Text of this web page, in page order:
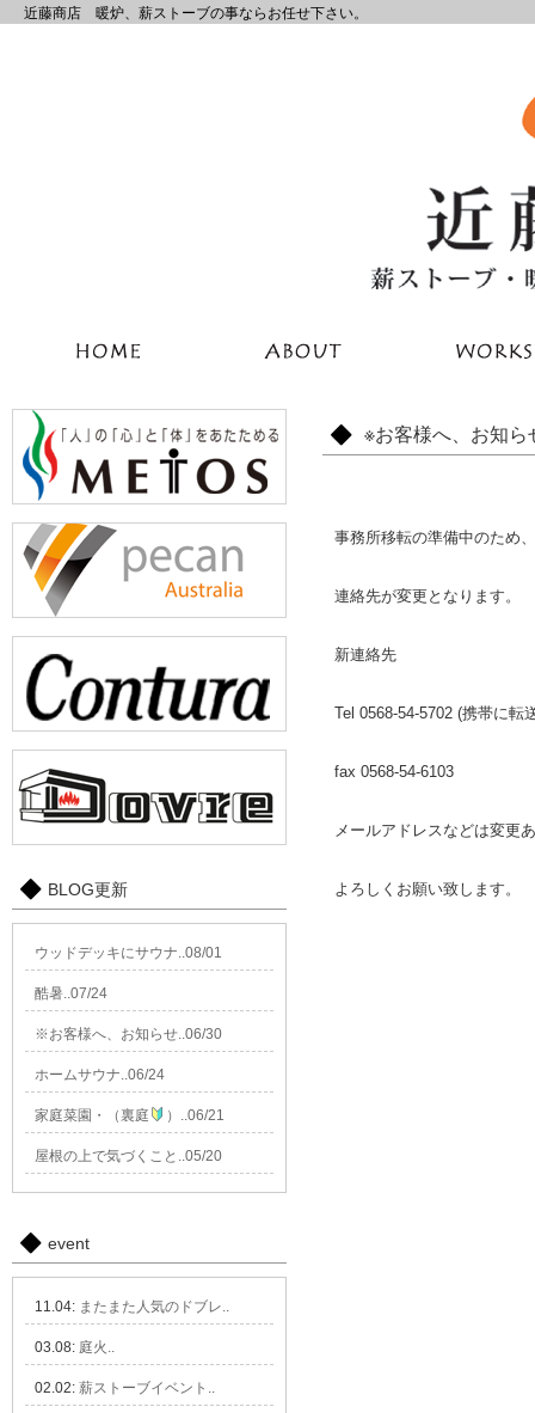
近藤商店 暖炉、薪ストーブの事ならお任せ下さい。
※お客様へ、お知ら
事務所移転の準備中のため、
連絡先が変更となります。
新連絡先
Tel 0568-54-5702 (携帯に転
fax 0568-54-6103
メールアドレスなどは変更
よろしくお願い致します。
BLOG更新
ウッドデッキにサウナ..08/01
酷暑..07/24
※お客様へ、お知らせ..06/30
ホームサウナ..06/24
家庭菜園・（裏庭 ）..06/21
屋根の上で気づくこと..05/20
event
11.04: またまた人気のドブレ..
03.08: 庭火..
02.02: 薪ストーブイベント..